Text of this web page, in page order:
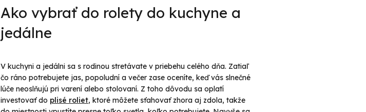
Ako vybrať do rolety do kuchyne a
jedálne
V kuchyni a jedálni sa s rodinou stretávate v priebehu celého dňa. Zatiaľ
čo ráno potrebujete jas, popoludní a večer zase oceníte, keď vás slnečné
lúče neoslňujú pri varení alebo stolovaní. Z toho dôvodu sa oplatí
investovať do plisé roliet, ktoré môžete sťahovať zhora aj zdola, takže